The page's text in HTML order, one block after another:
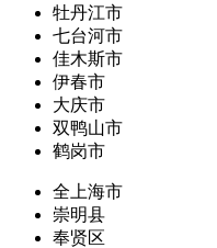
牡丹江市
七台河市
佳木斯市
伊春市
大庆市
双鸭山市
鹤岗市
全上海市
崇明县
奉贤区